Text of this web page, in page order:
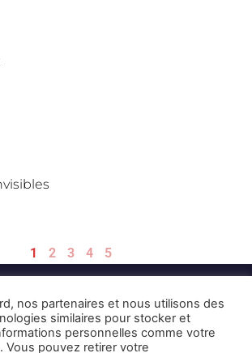
1 2 3 4 5
nos partenaires et nous utilisons des
similaires pour stocker et
personnelles comme votre
Vous pouvez retirer votre